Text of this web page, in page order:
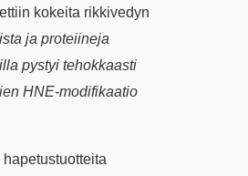
kokeita rikkivedyn
ja proteiineja
pystyi tehokkaasti
HNE-modifikaatio